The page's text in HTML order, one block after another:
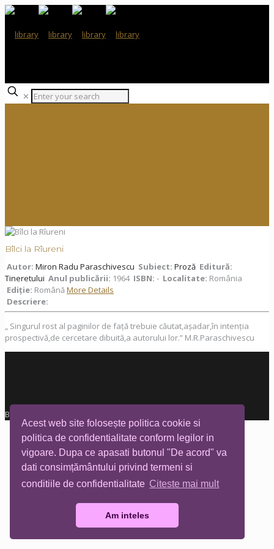
Acest web site folosește politica cookie si
politica de confidentialitate conform legilor in
vigoare. Dupa ce apasati butonul "De acord" va
dati consimțământului privind termeni si
conditiile de confidentialitate Citeste mai mult
Am inteles
✕
Bîlci la Rîureni
Autor: Miron Radu Paraschivescu Subiect: Proză Editură:
Tineretului Anul publicării: 1964 ISBN: - Localitate: România
Ediţie: Română More Details
Descriere:
„ Singurul rost al paginilor de față trebuie căutat,așadar,în intenția
prospectivă,de cercetare dibuită,a autorului lor.” M.R.Paraschivescu
Biblioteca Tia Mare © All rights reserved